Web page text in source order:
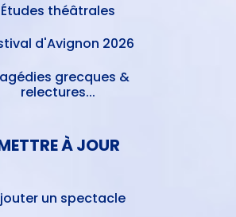
Études théâtrales
d'Avignon 2026
grecques &
relectures...
À JOUR
un spectacle